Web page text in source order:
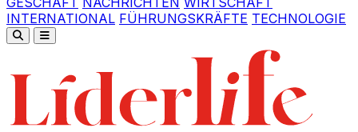
INTERNATIONAL FÜHRUNGSKRÄFTE TECHNOLOGIE